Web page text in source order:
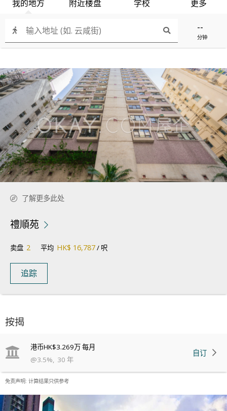
--
分钟
我的地方 附近楼盘 学校 更多
按揭
港币HK$3.269万每月
@3.5%, 30 年
自订
免责声明: 计算结果只供参考
了解更多此处
禮順苑
卖盘 2 平均 HK$ 16,787/ 呎
追踪